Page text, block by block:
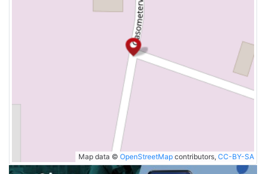
Map data © OpenStreetMap contributors, CC-BY-SA